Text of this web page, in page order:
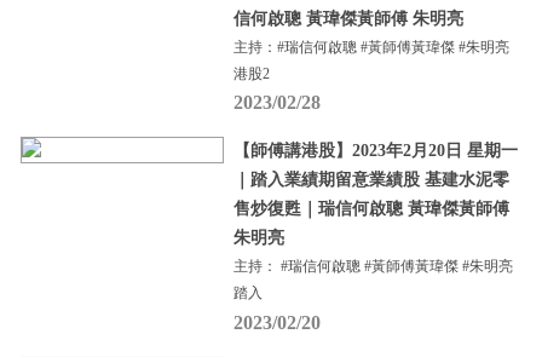
信何啟聰 黃瑋傑黃師傅 朱明亮
主持：#瑞信何啟聰 #黃師傅黃瑋傑 #朱明亮
港股2
2023/02/28
【師傅講港股】2023年2月20日 星期一
｜踏入業績期留意業績股 基建水泥零
售炒復甦｜瑞信何啟聰 黃瑋傑黃師傅
朱明亮
主持： #瑞信何啟聰 #黃師傅黃瑋傑 #朱明亮
踏入
2023/02/20